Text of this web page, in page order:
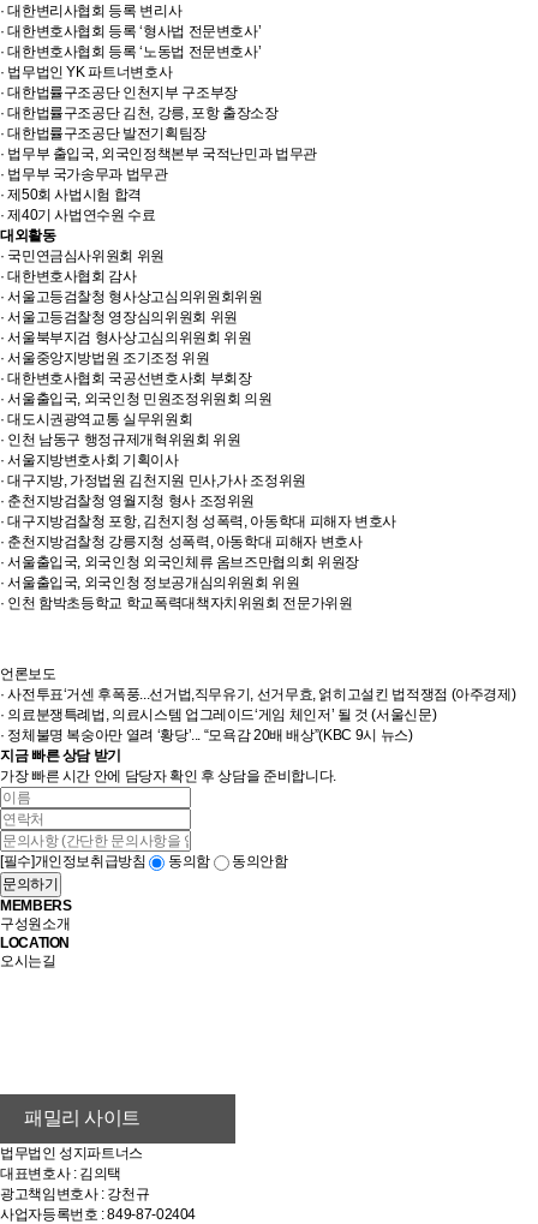
· 대한변리사협회 등록 변리사
· 대한변호사협회 등록 ‘형사법 전문변호사’
· 대한변호사협회 등록 ‘노동법 전문변호사’
· 법무법인 YK 파트너변호사
· 대한법률구조공단 인천지부 구조부장
· 대한법률구조공단 김천, 강릉, 포항 출장소장
· 대한법률구조공단 발전기획팀장
· 법무부 출입국, 외국인정책본부 국적난민과 법무관
· 법무부 국가송무과 법무관
· 제50회 사법시험 합격
· 제40기 사법연수원 수료
대외활동
· 국민연금심사위원회 위원
· 대한변호사협회 감사
· 서울고등검찰청 형사상고심의위원회위원
· 서울고등검찰청 영장심의위원회 위원
· 서울북부지검 형사상고심의위원회 위원
· 서울중앙지방법원 조기조정 위원
· 대한변호사협회 국공선변호사회 부회장
· 서울출입국, 외국인청 민원조정위원회 의원
· 대도시권광역교통 실무위원회
· 인천 남동구 행정규제개혁위원회 위원
· 서울지방변호사회 기획이사
· 대구지방, 가정법원 김천지원 민사,가사 조정위원
· 춘천지방검찰청 영월지청 형사 조정위원
· 대구지방검찰청 포항, 김천지청 성폭력, 아동학대 피해자 변호사
· 춘천지방검찰청 강릉지청 성폭력, 아동학대 피해자 변호사
· 서울출입국, 외국인청 외국인체류 옴브즈만협의회 위원장
· 서울출입국, 외국인청 정보공개심의위원회 위원
· 인천 함박초등학교 학교폭력대책자치위원회 전문가위원
언론보도
· 사전투표‘거센 후폭풍...선거법,직무유기, 선거무효, 얽히고설킨 법적쟁점 (아주경제)
· 의료분쟁특례법, 의료시스템 업그레이드‘게임 체인저’ 될 것 (서울신문)
· 정체불명 복숭아만 열려 ‘황당’... “모욕감 20배 배상”(KBC 9시 뉴스)
지금 빠른 상담 받기
가장 빠른 시간 안에 담당자 확인 후 상담을 준비합니다.
[필수]개인정보취급방침 동의함
동의안함
문의하기
MEMBERS
구성원소개
LOCATION
오시는길
법무법인 성지파트너스
대표변호사 : 김의택
광고책임변호사 : 강천규
사업자등록번호 : 849-87-02404